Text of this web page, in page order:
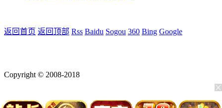
返回首页 返回顶部 Rss Baidu Sogou 360 Bing Google
Copyright © 2008-2018